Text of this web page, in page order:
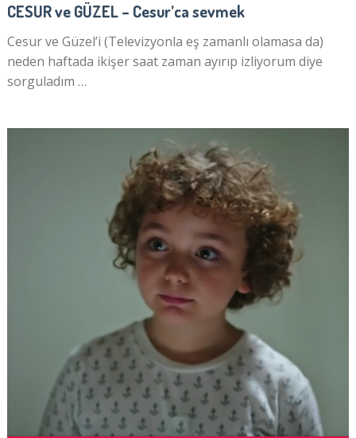
CESUR ve GÜZEL – Cesur’ca sevmek
Cesur ve Güzel’i (Televizyonla eş zamanlı olamasa da)
neden haftada ikişer saat zaman ayırıp izliyorum diye
sorguladım …